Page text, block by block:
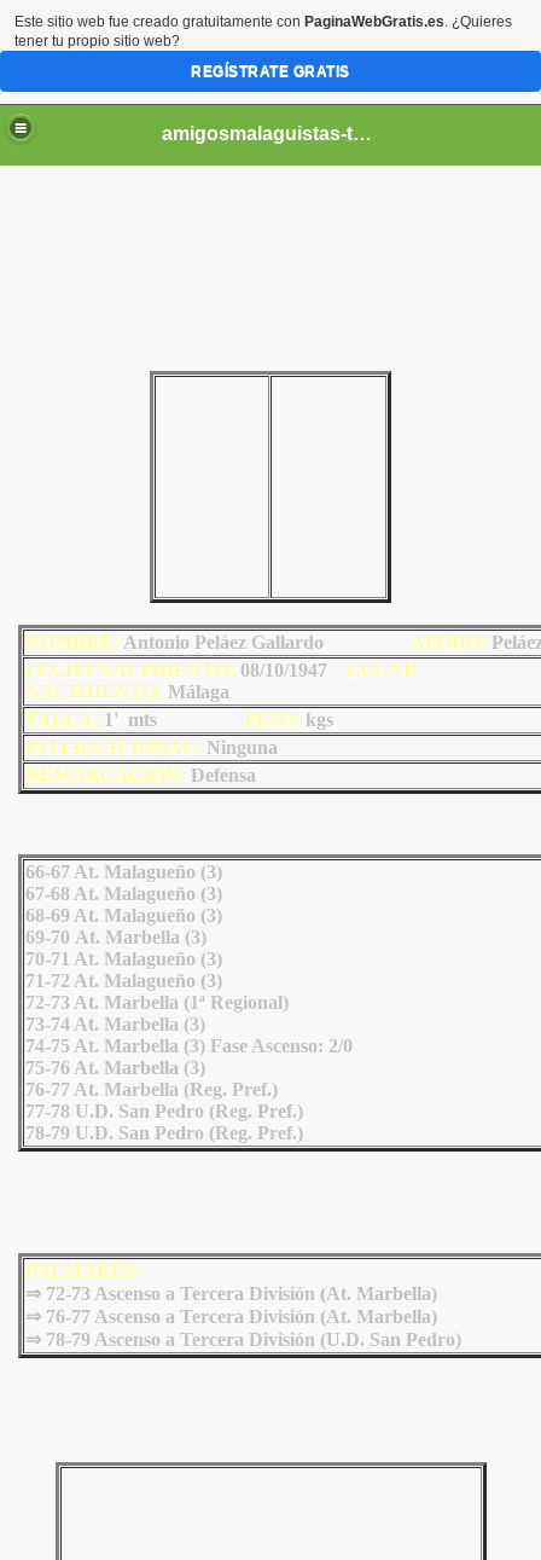
amigosmalaguistas-temporadas
NOMBRE: Antonio Peláez Gallardo APODO:
FECHA NACIMIENTO: 08/10/1947 LUGAR
NACIMIENTO: Málaga
TALLA: 1' mts PESO: kgs
INTERNACIONAL: Ninguna
DEMARCACIÓN: Defensa
66-67 At. Malagueño (3)
67-68 At. Malagueño (3)
68-69 At. Malagueño (3)
69-70 At. Marbella (3)
70-71 At. Malagueño (3)
71-72 At. Malagueño (3)
72-73 At. Marbella (1ª Regional)
73-74 At. Marbella (3)
74-75 At. Marbella (3) Fase Ascenso: 2/0
75-76 At. Marbella (3)
76-77 At. Marbella (Reg. Pref.)
77-78 U.D. San Pedro (Reg. Pref.)
78-79 U.D. San Pedro (Reg. Pref.)
PALMARÉS:
⇒ 72-73 Ascenso a Tercera División (At. Marbella)
⇒ 76-77 Ascenso a Tercera División (At. Marbella)
⇒ 78-79 Ascenso a Tercera División (U.D. San Pedro)
Este sitio web fue creado gratuitamente con PaginaWebGratis.es. ¿Quieres
tener tu propio sitio web?
REGÍSTRATE GRATIS